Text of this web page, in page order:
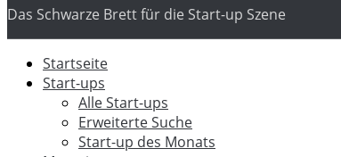
Das Schwarze Brett für die Start-up Szene
Startseite
Start-ups
Alle Start-ups
Erweiterte Suche
Start-up des Monats